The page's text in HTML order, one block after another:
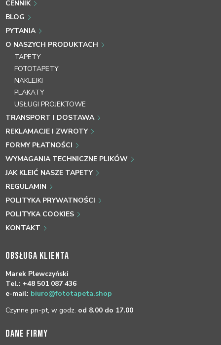
CENNIK
BLOG
PYTANIA
O NASZYCH PRODUKTACH
TAPETY
FOTOTAPETY
NAKLEJKI
PLAKATY
USŁUGI PROJEKTOWE
TRANSPORT I DOSTAWA
REKLAMACJE I ZWROTY
FORMY PŁATNOŚCI
WYMAGANIA TECHNICZNE PLIKÓW
JAK KLEIĆ NASZE TAPETY
REGULAMIN
POLITYKA PRYWATNOŚCI
POLITYKA COOKIES
KONTAKT
OBSŁUGA KLIENTA
Marek Plewczyński
Tel.: +48 501 087 436
e-mail: biuro@fototapeta.shop
Czynne pn-pt, w godz. od 8.00 do 17.00
DANE FIRMY